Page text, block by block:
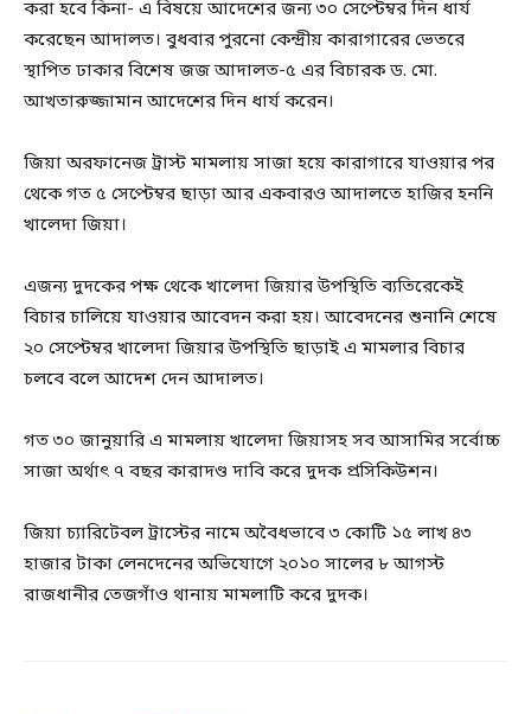
করা হবে কিনা- এ বিষয়ে আদেশের জন্য ৩০ সেপ্টেম্বর দিন ধার্য
করেছেন আদালত। বুধবার পুরনো কেন্দ্রীয় কারাগারের ভেতরে
স্থাপিত ঢাকার বিশেষ জজ আদালত-৫ এর বিচারক ড. মো.
আখতারুজ্জামান আদেশের দিন ধার্য করেন।
জিয়া অরফানেজ ট্রাস্ট মামলায় সাজা হয়ে কারাগারে যাওয়ার পর
থেকে গত ৫ সেপ্টেম্বর ছাড়া আর একবারও আদালতে হাজির হননি
খালেদা জিয়া।
এজন্য দুদকের পক্ষ থেকে খালেদা জিয়ার উপস্থিতি ব্যতিরেকেই
বিচার চালিয়ে যাওয়ার আবেদন করা হয়। আবেদনের শুনানি শেষে
২০ সেপ্টেম্বর খালেদা জিয়ার উপস্থিতি ছাড়াই এ মামলার বিচার
চলবে বলে আদেশ দেন আদালত।
গত ৩০ জানুয়ারি এ মামলায় খালেদা জিয়াসহ সব আসামির সর্বোচ্চ
সাজা অর্থাৎ ৭ বছর কারাদণ্ড দাবি করে দুদক প্রসিকিউশন।
জিয়া চ্যারিটেবল ট্রাস্টের নামে অবৈধভাবে ৩ কোটি ১৫ লাখ ৪৩
হাজার টাকা লেনদেনের অভিযোগে ২০১০ সালের ৮ আগস্ট
রাজধানীর তেজগাঁও থানায় মামলাটি করে দুদক।